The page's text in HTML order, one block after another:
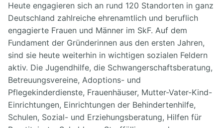
Heute engagieren sich an rund 120 Standorten in ganz
Deutschland zahlreiche ehrenamtlich und beruflich
engagierte Frauen und Männer im SkF. Auf dem
Fundament der Gründerinnen aus den ersten Jahren,
sind sie heute weiterhin in wichtigen sozialen Feldern
aktiv. Die Jugendhilfe, die Schwangerschaftsberatung,
Betreuungsvereine, Adoptions- und
Pflegekinderdienste, Frauenhäuser, Mutter-Vater-Kind-
Einrichtungen, Einrichtungen der Behindertenhilfe,
Schulen, Sozial- und Erziehungsberatung, Hilfen für